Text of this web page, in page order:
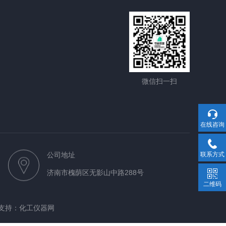
微信扫一扫
公司地址
济南市槐荫区无影山中路288号
： 化工仪器网
在线咨询
联系方式
二维码